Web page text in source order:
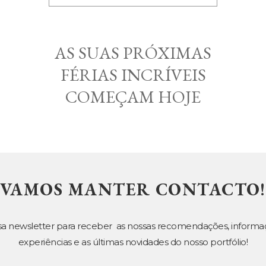
AS SUAS PRÓXIMAS
FÉRIAS INCRÍVEIS
COMEÇAM HOJE
VAMOS MANTER CONTACTO!
newsletter para receber as nossas recomendações,
experiências e as últimas novidades do nosso portfólio!